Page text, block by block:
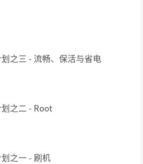
之三 - 流畅、保活与省电
之二 - Root
之一 - 刷机